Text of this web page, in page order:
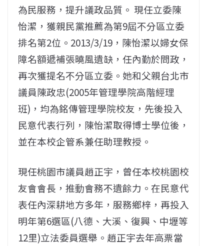
為民服務，提升議政品質。 現任立委陳
怡潔，獲親民黨推薦為第9屆不分區立委
排名第2位。2013/3/19，陳怡潔以婦女保
障名額遞補張曉風遺缺，任內勤於問政，
再次獲提名不分區立委。她和父親台北市
議員陳政忠(2005年管理學院高階經理
班)，均為銘傳管理學院校友，先後投入
民意代表行列，陳怡潔取得博士學位後，
並在本校企管系兼任助理教授。
現任桃園市議員趙正宇，曾任本校桃園校
友會會長，推動會務不遺餘力。在民意代
表任內深耕地方多年，服務鄉梓，再投入
明年第6選區(八德、大溪、復興、中壢等
12里)立法委員選舉。趙正宇去年高票當